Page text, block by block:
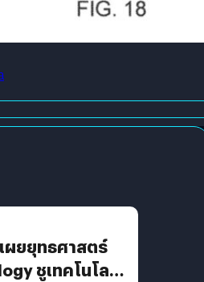
เผยยุทธศาสตร์
ชูเทคโนโลยี